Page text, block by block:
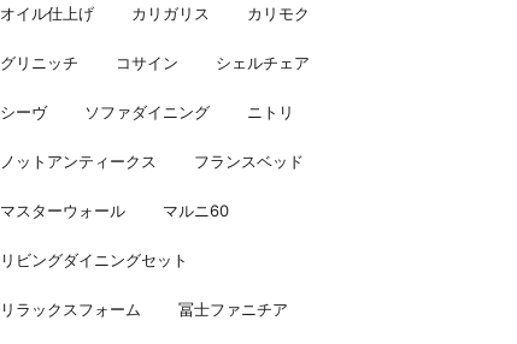
オイル仕上げ カリガリス カリモク
グリニッチ コサイン シェルチェア
シーヴ ソファダイニング ニトリ
ノットアンティークス フランスベッド
マスターウォール マルニ60
リビングダイニングセット
リラックスフォーム 冨士ファニチア